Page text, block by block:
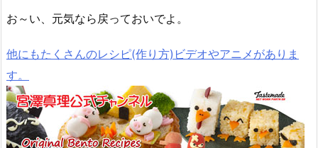
お～い、元気なら戻っておいでよ。
他にもたくさんのレシピ(作り方)ビデオやアニメがありま
す。